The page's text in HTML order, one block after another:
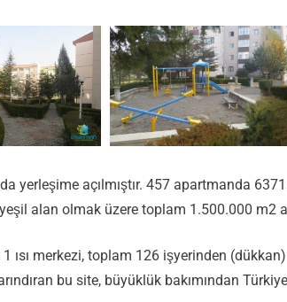
yerleşime açılmıştır. 457 apartmanda
alan olmak üzere toplam 1.500.000 m2
ısı merkezi, toplam 126 işyerinden
bu site, büyüklük bakımından